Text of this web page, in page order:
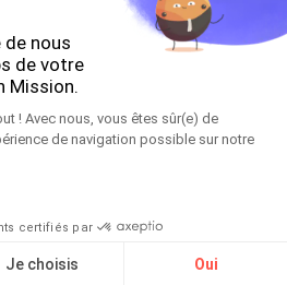
!
à la réunion
LE GROUPE
légales
Contact
de nous
de votre
Mission.
! Avec nous, vous êtes sûr(e) de
de navigation possible sur notre
certifiés par
Je choisis Oui